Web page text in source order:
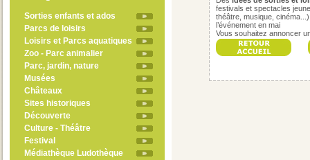
Sorties enfants et ados
Parcs de loisirs
Loisirs et Parcs aquatiques
Zoo - Parc animalier
Parc, jardin, nature
Musées
Châteaux
Sites historiques
Découverte
Culture - Théâtre
Festival
Médiathèque Ludothèque
festivals et spectacles
théâtre, musique,
l’événement en mai
Vous souhaitez annoncer